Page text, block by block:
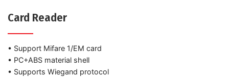
Card Reader
• Support Mifare 1/EM card
• PC+ABS material shell
• Supports Wiegand protocol